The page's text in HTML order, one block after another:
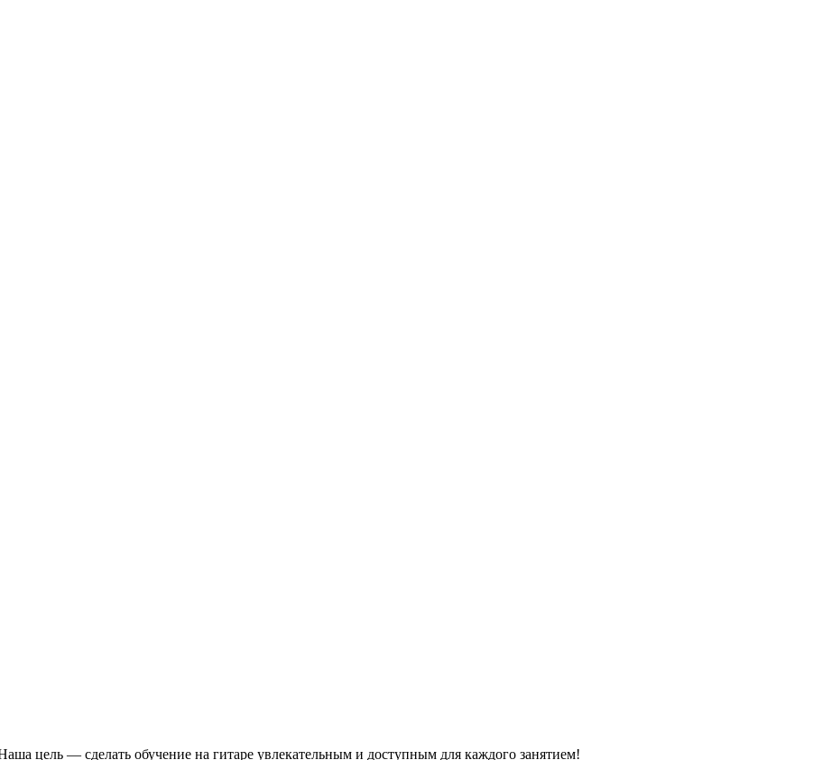
цель — сделать обучение на гитаре увлекательным и доступным для каждого занятием!